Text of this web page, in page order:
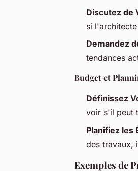
Discutez de
si
Demandez
tendances
Budget et
Définissez
voir s'il peut
Planifiez les
des travaux,
Exemples de